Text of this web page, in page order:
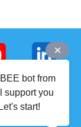
bot from
support you
start!